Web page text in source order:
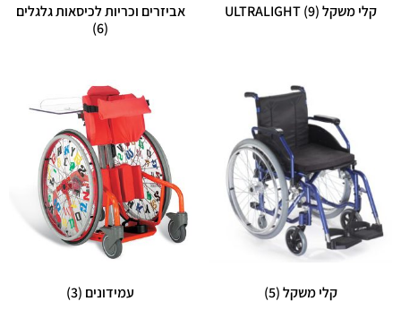
קלי משקל ULTRALIGHT(9)
אביזרים וכריות לכיסאות גלגלים
(6)
קלי משקל(5) עמידונים (3)